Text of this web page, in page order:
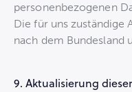
personenbezogenen
Die für uns zuständige
nach dem Bundesland
9. Aktualisierung